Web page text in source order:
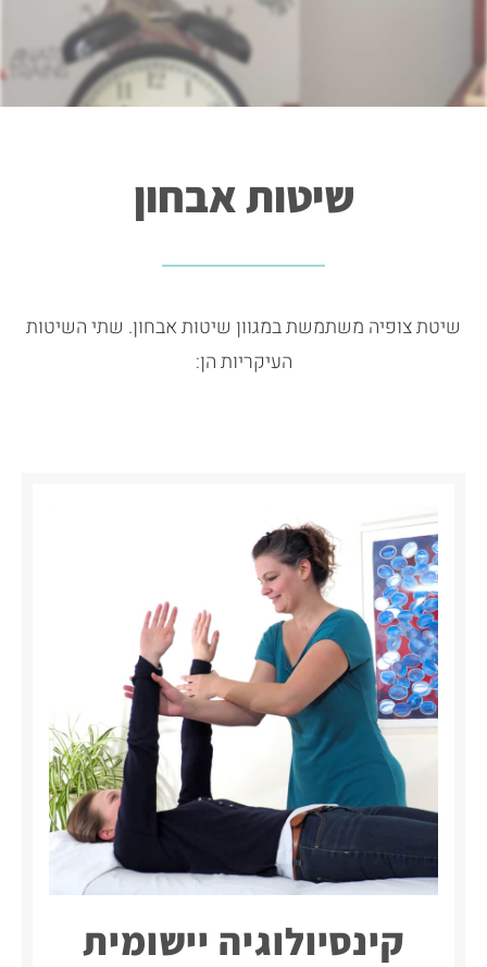
שיטות אבחון
שיטת צופיה משתמשת במגוון שיטות אבחון. שתי השיטות
העיקריות הן:
קינסיולוגיה יישומית